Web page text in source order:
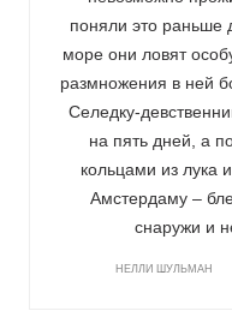
поняли это раньше
море они ловят
размножения в ней
Селедку-
на пять дней, а
кольцами из лука
Амстердаму –
снаружи и
НЕЛЛИ ШУЛЬМАН